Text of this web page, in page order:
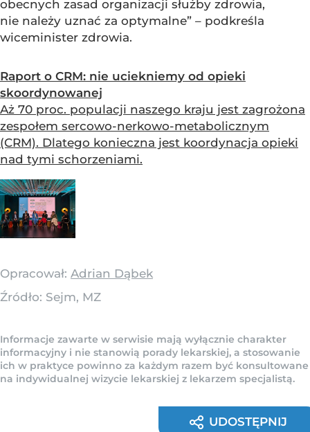
obecnych zasad organizacji służby zdrowia,
nie należy uznać za optymalne” – podkreśla
wiceminister zdrowia.
Raport o CRM: nie uciekniemy od opieki
skoordynowanej
Aż 70 proc. populacji naszego kraju jest zagrożona
zespołem sercowo-nerkowo-metabolicznym
(CRM). Dlatego konieczna jest koordynacja opieki
nad tymi schorzeniami.
Opracował: Adrian Dąbek
Źródło: Sejm, MZ
Informacje zawarte w serwisie mają wyłącznie charakter
informacyjny i nie stanowią porady lekarskiej, a stosowanie
ich w praktyce powinno za każdym razem być konsultowane
na indywidualnej wizycie lekarskiej z lekarzem specjalistą.
UDOSTĘPNIJ